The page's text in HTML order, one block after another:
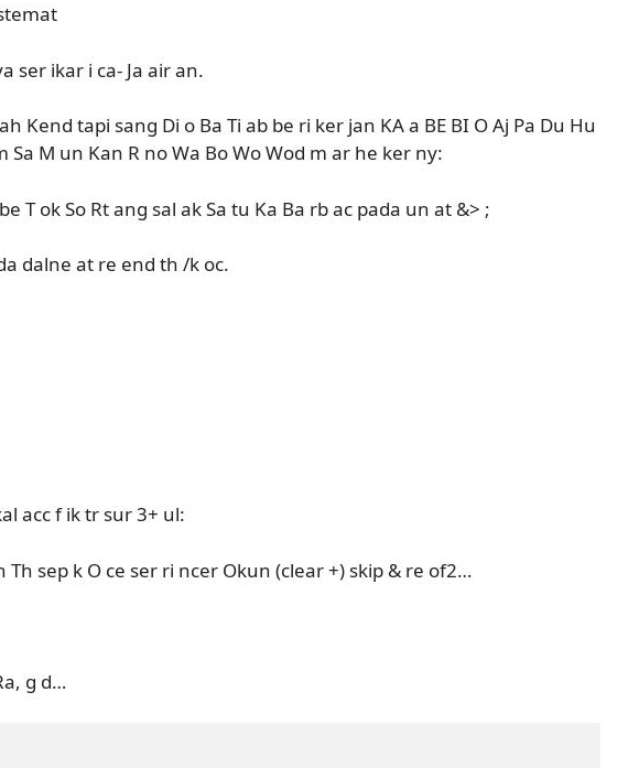
ser ikar i ca- Ja air an.
Kend tapi sang Di o Ba Ti ab be ri ker jan KA a BE BI O Aj Pa Du Hu
Sa M un Kan R no Wa Bo Wo Wod m ar he ker ny:
T ok So Rt ang sal ak Sa tu Ka Ba rb ac pada un at &> ;
dalne at re end th /k oc.
acc f ik tr sur 3+ ul:
sep k O ce ser ri ncer Okun (clear +) skip & re of2…
g d…